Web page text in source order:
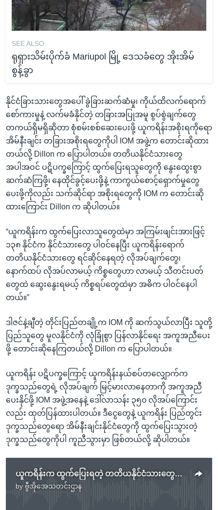
SEE ALSO:
ရုရှားသိမ်းပိုက်ခံ Mariupol မြို့ ဒေသခံတွေ အိုးအိမ်
စွန့်ခွာ
နိုင်ငံခြားသားတွေအပေါ် ခွဲခြားဆက်ဆံမှု၊ ကိုယ်ထိလက်ရောက်
စော်ကားမှုနဲ့ လက်မခံနိုင်တဲ့ တခြားအပြုအမူ စွပ်စွဲချက်တွေ
တကယ်ရှိမရှိဆိုတာ စုံစမ်းစစ်ဆေးပေးဖို့ ယူကရိန်းအစိုးရကိုရော
အိမ်နီးချင်း တခြားအစိုးရတွေကိုပါ IOM အဖွဲ့က တောင်းဆိုထား
တယ်လို့ Dillon က ပြောပါတယ်။ တတိယနိုင်ငံသားတွေ
အပါအဝင် ပဋိပက္ခကြောင့် ထွက်ပြေးရသူတွေကို နွေးထွေးစွာ
ဆက်ဆံကြဖို့၊ နေထိုင်ခွင့်ပေးဖို့နဲ့ ကာကွယ်စောင့်ရှောက်မှုတွေ
ပေးဖို့ကိုလည်း သက်ဆိုင်ရာ အစိုးရတွေကို IOM က တောင်းဆို
ထားကြောင်း Dillon က ဆိုပါတယ်။
“ယူကရိန်းက ထွက်ပြေးလာသူတွေထဲမှာ အကြမ်းဖျင်းအားဖြင့်
၁၃၈ နိုင်ငံက နိုင်ငံသားတွေ ပါဝင်နေပြီး ယူကရိန်းရောက်
တတိယနိုင်ငံသားတွေ ရင်ဆိုင်နေရတဲ့ လိုအပ်ချက်တွေ၊
နောက်ထပ် လိုအပ်လာမယ့် ကိစ္စတွေဟာ လာမယ့် သီတင်းပတ်
တွေထဲ ဆွေးနွေးရမယ့် ကိစ္စရပ်တွေထဲမှာ အဓိက ပါဝင်နေပါ
တယ်။”
ဒါဇင်နဲ့ချီတဲ့ တိုင်းပြည်တချို့က IOM ကို ဆက်သွယ်လာပြီး သူတို့
ပြည်သူတွေ မူလနိုင်ငံကို လုံခြုံစွာ ပြန်လာနိုင်ရေး အကူအညီပေး
ဖို့ တောင်းဆိုနေကြတယ်လို့ Dillon က ပြောပါတယ်။
ယူကရိန်း ပဋိပက္ခကြောင့် ယူကရိန်းနယ်စပ်တလျှောက်က
ဒုက္ခသည်တွေရဲ့ လိုအပ်ချက် မြင့်မားလာနေတာကို အကူအညီ
ပေးနိုင်ဖို့ IOM အဖွဲ့အနေနဲ့ ဒေါ်လာသန်း ၃၅၀ လိုအပ်ကြောင်း
လည်း ထုတ်ပြန်ထားပါတယ်။ ဒီငွေတွေနဲ့ ယူကရိန်း ပြည်တွင်း
ဒုက္ခသည်တွေရော အိမ်နီးချင်းနိုင်ငံတွေကို ထွက်ပြေးသွားတဲ့
ဒုက္ခသည်တွေကိုပါ ကူညီသွားမှာ ဖြစ်တယ်လို့ ဆိုပါတယ်။
ယူကရိန်းက ထွက်ပြေးရတဲ့ တတိယနိုင်ငံသားတွေကို တန်းတူဆက်ဆံဖို့ ကုလတိုက်တွန်း
by ဗွီအိုအေသတင်းဌာန
No media source currently available